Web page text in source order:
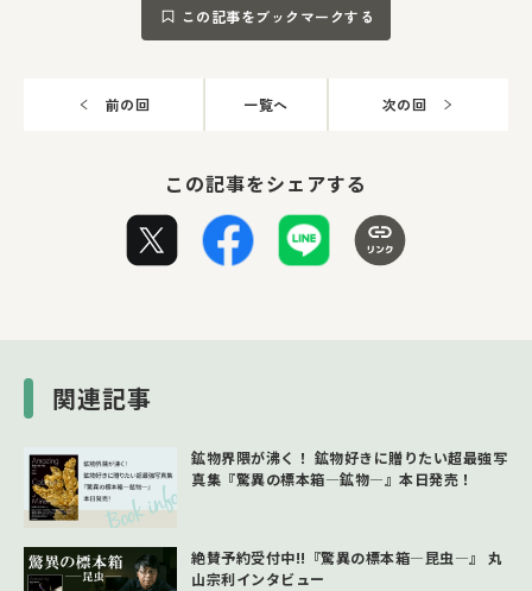
この記事をブックマークする
前の回 一覧へ 次の回
この記事をシェアする
関連記事
鉱物界隈が沸く！ 鉱物好きに贈りたい超最強写
真集『驚異の標本箱―鉱物―』本日発売！
絶賛予約受付中!!『驚異の標本箱―昆虫―』 丸
山宗利インタビュー